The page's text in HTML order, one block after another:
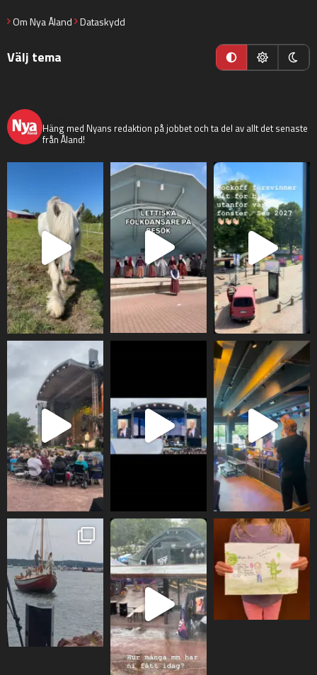
Om Nya Åland Dataskydd
Välj tema
Häng med Nyans redaktion på jobbet och ta del av allt det senaste
från Åland!